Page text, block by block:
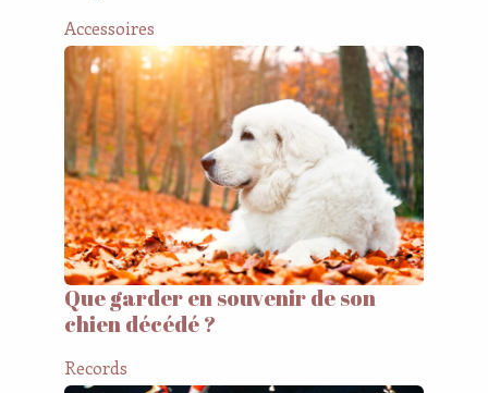
Accessoires
Que garder en souvenir de son
chien décédé ?
Records